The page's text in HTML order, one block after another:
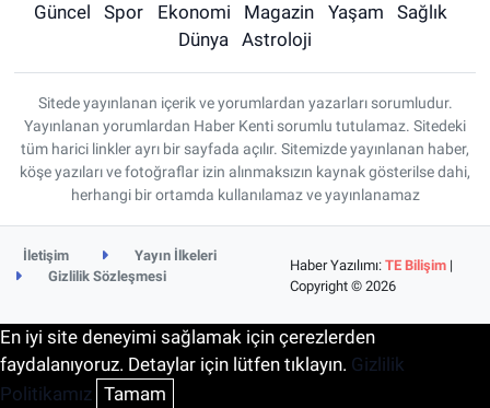
Güncel Spor Ekonomi Magazin Yaşam
Sağlık
Dünya
Astroloji
Sitede yayınlanan içerik ve yorumlardan yazarları sorumludur.
Yayınlanan yorumlardan Haber Kenti sorumlu tutulamaz. Sitedeki
tüm harici linkler ayrı bir sayfada açılır. Sitemizde yayınlanan haber,
köşe yazıları ve fotoğraflar izin alınmaksızın kaynak gösterilse dahi,
herhangi bir ortamda kullanılamaz ve yayınlanamaz
İletişim
Yayın İlkeleri
Gizlilik Sözleşmesi
Haber Yazılımı:TE Bilişim |
Copyright © 2026
En iyi site deneyimi sağlamak için çerezlerden
faydalanıyoruz. Detaylar için lütfen tıklayın. Gizlilik
Politikamız Tamam